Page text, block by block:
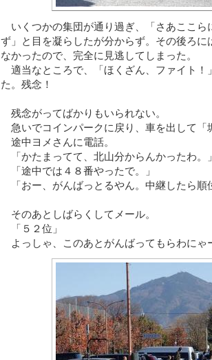
いくつかの集団が通り過ぎ、「さあここら
ず」と目を凝らしたが分からず。その後ろに
なかったので、完全に見逃してしまった。
適当なところで、「ほくざん、ファイト！
た。残念！
残念がってばかりもいられない。
急いでコインパークに戻り、車を出して「
途中ヨメさんに電話。
「かたまってて、北山分からんかったわ。
「途中では４８番やったで。」
「おー、がんばっとるやん。中継したら順
そのあとしばらくしてメール。
「５２位」
よっしゃ、このあとがんばってもらわにゃ